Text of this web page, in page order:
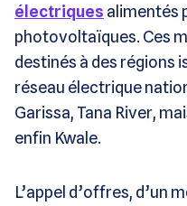
électriques alimentés
photovoltaïques. Ces
destinés à des régions
réseau électrique
Garissa, Tana River,
enfin Kwale.
L’appel d’offres, d’un